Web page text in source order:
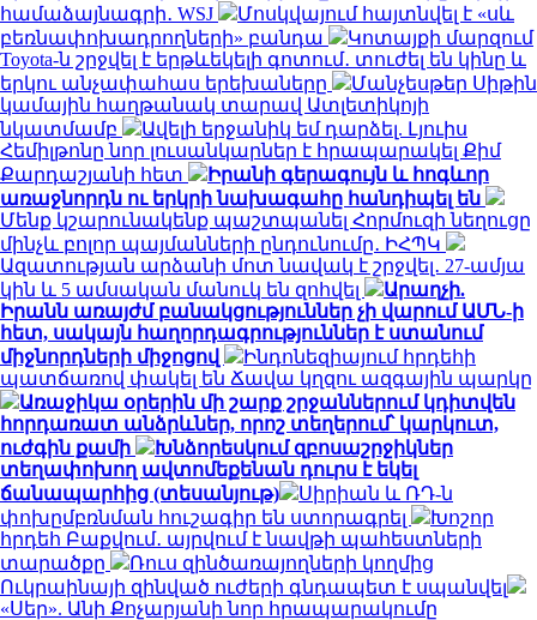
համաձայնագրի․ WSJ
Մոսկվայում հայտնվել է «սև
բեռնափոխադրողների» բանդա
Կոտայքի մարզում
Toyota-ն շրջվել է երթևեկելի գոտում․ տուժել են կինը և
երկու անչափահաս երեխաները
Մանչեսթեր Սիթին
կամային հաղթանակ տարավ Ատլետիկոյի
նկատմամբ
Ավելի երջանիկ եմ դարձել. Լյուիս
Հեմիլթոնը նոր լուսանկարներ է հրապարակել Քիմ
Քարդաշյանի հետ
Իրանի գերագույն և հոգևոր
առաջնորդն ու երկրի նախագահը հանդիպել են
Մենք կշարունակենք պաշտպանել Հորմուզի նեղուցը
մինչև բոլոր պայմանների ընդունումը․ ԻՀՊԿ
Ազատության արձանի մոտ նավակ է շրջվել․ 27-ամյա
կին և 5 ամսական մանուկ են զոհվել
Արաղչի.
Իրանն առայժմ բանակցություններ չի վարում ԱՄՆ-ի
հետ, սակայն հաղորդագրություններ է ստանում
միջնորդների միջոցով
Ինդոնեզիայում հրդեհի
պատճառով փակել են Ճավա կղզու ազգային պարկը
Առաջիկա օրերին մի շարք շրջաններում կդիտվեն
հորդառատ անձրևներ, որոշ տեղերում՝ կարկուտ,
ուժգին քամի
Խնձորեսկում զբոսաշրջիկներ
տեղափոխող ավտոմեքենան դուրս է եկել
ճանապարհից (տեսանյութ)
Սիրիան և ՌԴ-ն
փոխըմբռնման հուշագիր են ստորագրել
Խոշոր
հրդեհ Բաքվում․ այրվում է նավթի պահեստների
տարածքը
Ռուս զինծառայողների կողմից
Ուկրաինայի զինված ուժերի գնդապետ է սպանվել
«Սեր». Անի Քոչարյանի նոր հրապարակումը